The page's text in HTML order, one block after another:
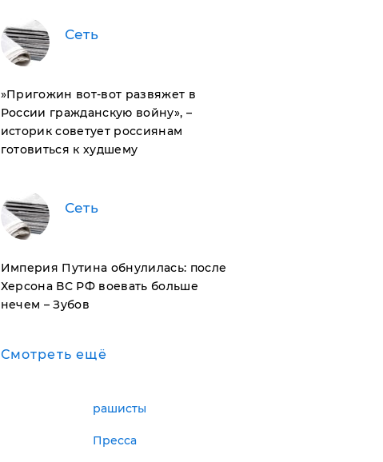
Сеть
​»Пригожин вот-вот развяжет в
России гражданскую войну», –
историк советует россиянам
готовиться к худшему
Сеть
Империя Путина обнулилась: после
Херсона ВС РФ воевать больше
нечем – Зубов
Смотреть ещё
рашисты
Пресса